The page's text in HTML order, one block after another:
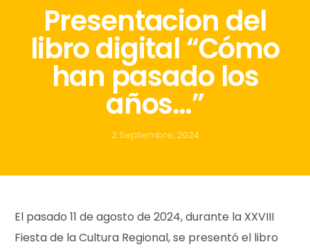
Presentacion del
libro digital “Cómo
han pasado los
años…”
2 Septiembre, 2024
El pasado 11 de agosto de 2024, durante la XXVIII
Fiesta de la Cultura Regional, se presentó el libro